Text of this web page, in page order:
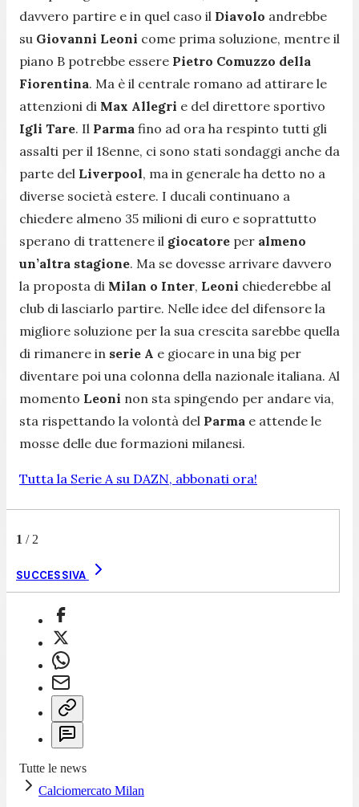
davvero partire e in quel caso il Diavolo andrebbe
su Giovanni Leoni come prima soluzione, mentre il
piano B potrebbe essere Pietro Comuzzo della
Fiorentina. Ma è il centrale romano ad attirare le
attenzioni di Max Allegri e del direttore sportivo
Igli Tare. Il Parma fino ad ora ha respinto tutti gli
assalti per il 18enne, ci sono stati sondaggi anche da
parte del Liverpool, ma in generale ha detto no a
diverse società estere. I ducali continuano a
chiedere almeno 35 milioni di euro e soprattutto
sperano di trattenere il giocatore per almeno
un’altra stagione. Ma se dovesse arrivare davvero
la proposta di Milan o Inter, Leoni chiederebbe al
club di lasciarlo partire. Nelle idee del difensore la
migliore soluzione per la sua crescita sarebbe quella
di rimanere in serie A e giocare in una big per
diventare poi una colonna della nazionale italiana. Al
momento Leoni non sta spingendo per andare via,
sta rispettando la volontà del Parma e attende le
mosse delle due formazioni milanesi.
Tutta la Serie A su DAZN, abbonati ora!
1 / 2
SUCCESSIVA
Tutte le news
Calciomercato Milan